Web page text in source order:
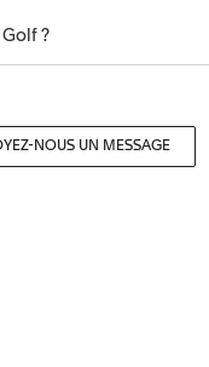
?
NOUS UN MESSAGE